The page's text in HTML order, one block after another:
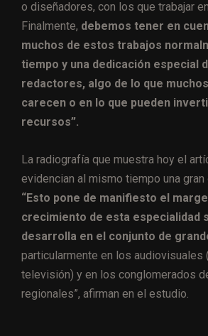
o diseñadores, con los que trabajar
Finalmente, debemos tener en
muchos de estos trabajos
tiempo y una dedicación especial
redactores, algo de lo que
carecen o en lo que pueden
recursos”.
La radiografía que muestra hoy el
evidencian al mismo tiempo una gran
“Esto pone de manifiesto el
crecimiento de esta especialidad
desarrolla en el conjunto de
particularmente en los audiovisuales
televisión) y en los conglomerados
regionales”, afirman en el estudio.